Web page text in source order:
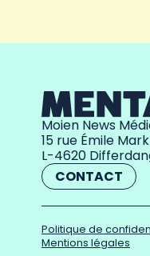
Moien News
15 rue Émile Mark
L-4620
CONTACT
Politique de
Mentions légales